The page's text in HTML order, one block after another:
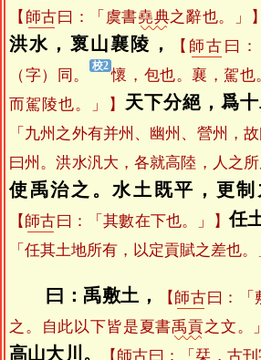
【 師古曰：「虞書堯典之辭也。」
洪水，褱山襄陵，
【 師古 曰
（字）同。
懷，包也。襄，駕也
而駕陵也。」】 天下分絕，爲十
「九州之外有并州、幽州、營州，
曰州。洪水汎大，各就高陸，人之所
使禹治之。水土既平，更制
【 師古曰：「其數在下也。」】任
「任其土地所有，以定貢賦之差也。
曰：禹敷土， 【 師古曰：「
之。自此以下皆是夏書禹貢之文。
高山大川。
【 師古曰：「栞，古